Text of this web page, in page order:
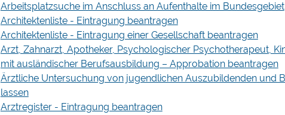
Arbeitsplatzsuche im Anschluss an Aufenthalte im Bundesgebiet
Architektenliste - Eintragung beantragen
Architektenliste - Eintragung einer Gesellschaft beantragen
Arzt, Zahnarzt, Apotheker, Psychologischer Psychotherapeut,
mit ausländischer Berufsausbildung – Approbation beantragen
Ärztliche Untersuchung von jugendlichen Auszubildenden und
lassen
Arztregister - Eintragung beantragen